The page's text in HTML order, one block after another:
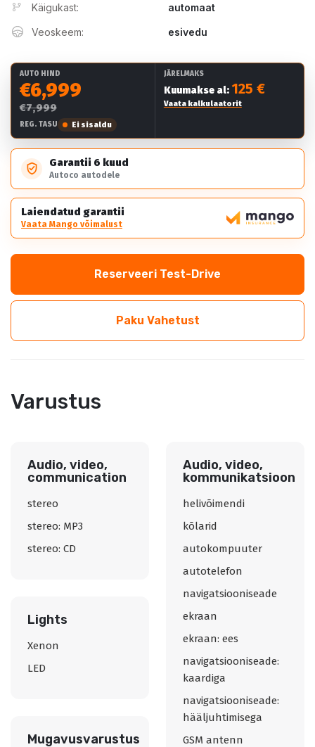
Käigukast: automaat
Veoskeem: esivedu
AUTO HIND
€6,999
€7,999
REG. TASU Ei sisaldu
JÄRELMAKS
Kuumakse al: 125 €
Vaata kalkulaatorit
Garantii 6 kuud
Autoco autodele
Laiendatud garantii
Vaata Mango võimalust
Reserveeri Test-Drive
Paku Vahetust
Varustus
Audio, video,
communication
stereo
stereo: MP3
stereo: CD
Audio, video,
kommunikatsioon
helivõimendi
kõlarid
autokompuuter
autotelefon
navigatsiooniseade
ekraan
ekraan: ees
navigatsiooniseade:
kaardiga
navigatsiooniseade:
hääljuhtimisega
GSM antenn
Lights
Xenon
LED
Mugavusvarustus